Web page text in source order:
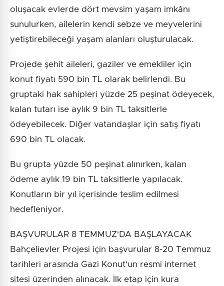
oluşacak evlerde dört mevsim yaşam imkânı
sunulurken, ailelerin kendi sebze ve meyvelerini
yetiştirebileceği yaşam alanları oluşturulacak.
Projede şehit aileleri, gaziler ve emekliler için
konut fiyatı 590 bin TL olarak belirlendi. Bu
gruptaki hak sahipleri yüzde 25 peşinat ödeyecek,
kalan tutarı ise aylık 9 bin TL taksitlerle
ödeyebilecek. Diğer vatandaşlar için satış fiyatı
690 bin TL olacak.
Bu grupta yüzde 50 peşinat alınırken, kalan
ödeme aylık 19 bin TL taksitlerle yapılacak.
Konutların bir yıl içerisinde teslim edilmesi
hedefleniyor.
BAŞVURULAR 8 TEMMUZ'DA BAŞLAYACAK
Bahçelievler Projesi için başvurular 8-20 Temmuz
tarihleri arasında Gazi Konut'un resmi internet
sitesi üzerinden alınacak. İlk etap için kura